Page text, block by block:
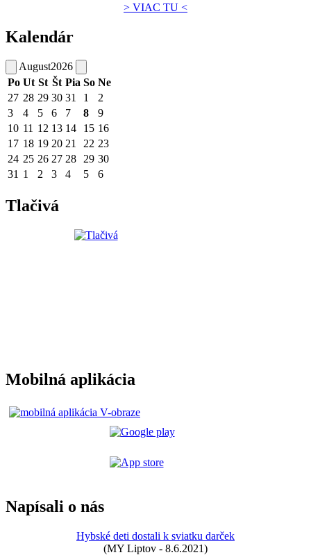
> VIAC TU <
Kalendár
August2026
Po Ut St Št Pia So Ne
27 28 29 30 31 1
2
3
4 5 6 7 8
9
10 11 12 13 14 15 16
17 18 19 20 21 22 23
24 25 26 27 28 29 30
31 1 2 3 4 5 6
Tlačivá
Mobilná aplikácia
Napísali o nás
Hybské deti dostali k sviatku darček
(MY Liptov - 8.6.2021)